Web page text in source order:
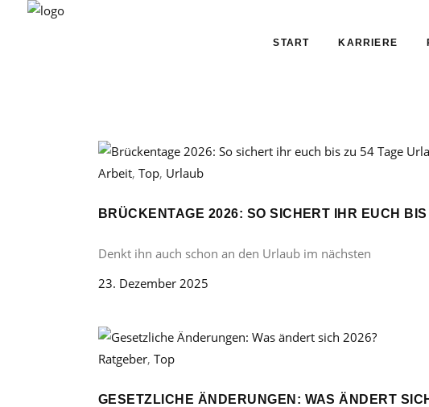
START KARRIERE
Arbeit, Top, Urlaub
BRÜCKENTAGE 2026: SO SICHERT IHR EUCH
Denkt ihn auch schon an den Urlaub im nächsten
23. Dezember 2025
Ratgeber, Top
GESETZLICHE ÄNDERUNGEN: WAS ÄNDERT